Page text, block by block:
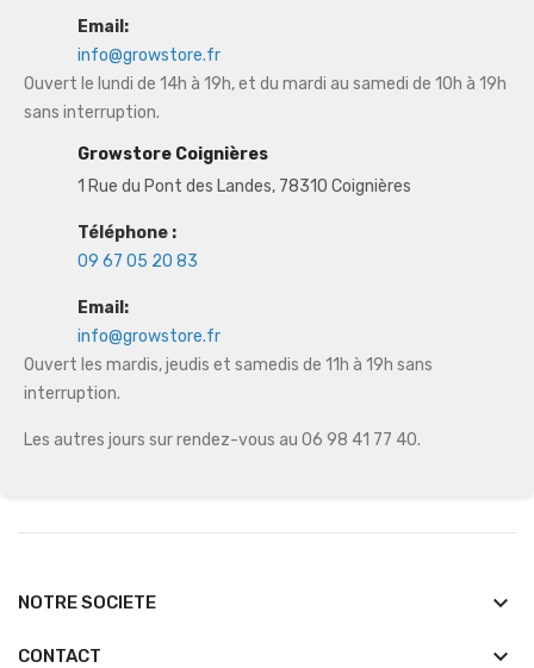
Email:
info@growstore.fr
Ouvert le lundi de 14h à 19h, et du mardi au samedi de 10h à 19h
sans interruption.
Growstore Coignières
1 Rue du Pont des Landes, 78310 Coignières
Téléphone :
09 67 05 20 83
Email:
info@growstore.fr
Ouvert les mardis, jeudis et samedis de 11h à 19h sans
interruption.
Les autres jours sur rendez-vous au 06 98 41 77 40.
NOTRE SOCIETE keyboard_arrow_down
CONTACT keyboard_arrow_down